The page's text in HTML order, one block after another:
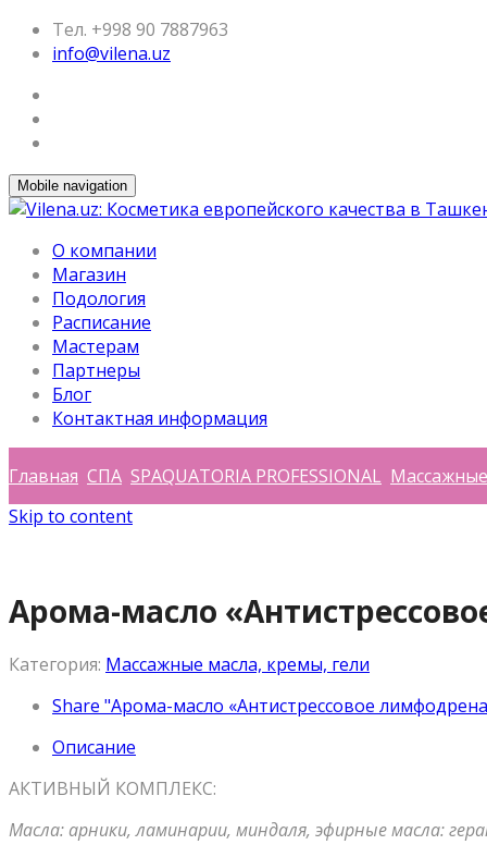
Тел. +998 90 7887963
info@vilena.uz
Mobile navigation
О компании
Магазин
Подология
Расписание
Мастерам
Партнеры
Блог
Контактная информация
Главная СПА SPAQUATORIA PROFESSIONAL
Skip to content
Арома-масло
Категория: Массажные масла, кремы, гели
Share "Арома-масло «Антистрессовое
Описание
АКТИВНЫЙ КОМПЛЕКС:
Масла: арники, ламинарии, миндаля, эфирные масла: